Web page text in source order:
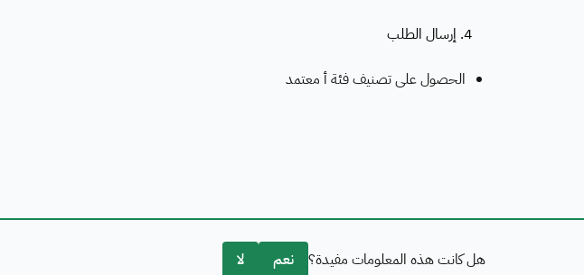
4. إرسال الطلب
الحصول على تصنيف فئة أ معتمد
هل كانت هذه المعلومات مفيدة؟ نعم لا